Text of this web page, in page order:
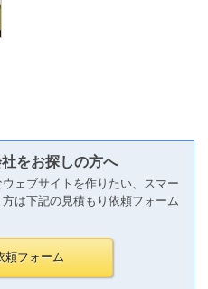
をお探しの方へ
ェブサイトを作りたい、スマー
は下記の見積もり依頼フォーム